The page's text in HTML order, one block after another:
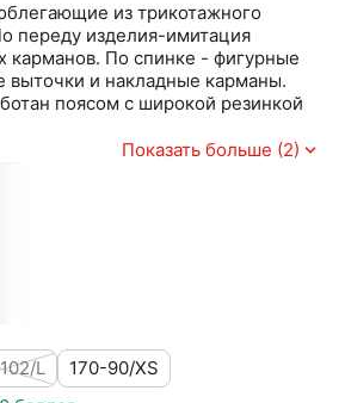
из трикотажного
переду изделия-имитация
карманов. По спинке - фигурные
выточки и накладные карманы.
поясом с широкой резинкой
Показать больше (2)
L
170-90/XS